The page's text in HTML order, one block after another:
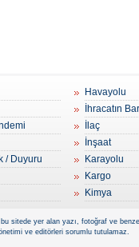
/ Duyuru
Havayolu
İhracatın
İlaç
İnşaat
Karayolu
Kargo
Kimya
bu sitede yer alan yazı, fotoğraf ve
ve editörleri sorumlu tutulamaz.